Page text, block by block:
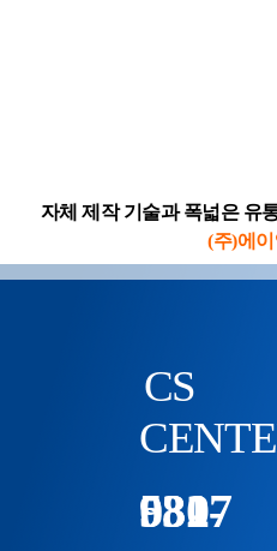
자체 제작 기술과 폭넓은 유
(주)에
CS
031-982-5307